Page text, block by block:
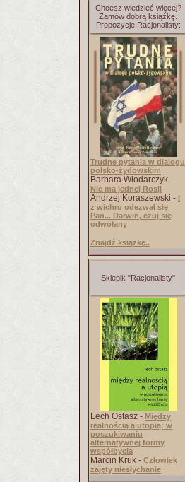
Chcesz wiedzieć więcej?
Zamów dobrą książkę.
Propozycje Racjonalisty:
Trudne pytania w dialogu
polsko-żydowskim
Barbara Włodarczyk -
Nie ma jednej Rosji
Andrzej Koraszewski - I
z wichru odezwał się
Pan... Darwin, czuj się
odwołany
Znajdź książkę..
Sklepik "Racjonalisty"
Lech Ostasz - Między
realnością a utopią: w
poszukiwaniu
alternatywnej formy
współbycia
Marcin Kruk - Człowiek
zajęty niesłychanie